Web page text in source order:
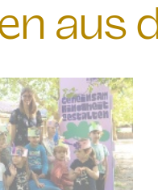
aus